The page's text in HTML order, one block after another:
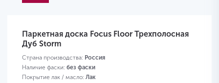
Паркетная доска Focus Floor Трехполосная
Дуб Storm
Страна производства: Россия
Наличие фаски: без фаски
Покрытие лак / масло: Лак